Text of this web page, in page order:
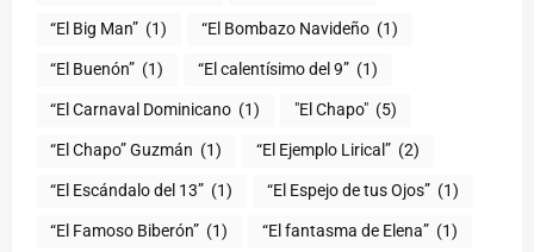
“El Big Man” (1) “El Bombazo Navideño (1)
“El Buenón” (1) “El calentísimo del 9” (1)
“El Carnaval Dominicano (1) "El Chapo" (5)
“El Chapo” Guzmán (1) “El Ejemplo Lirical” (2)
“El Escándalo del 13” (1) “El Espejo de tus Ojos” (1)
“El Famoso Biberón” (1) “El fantasma de Elena” (1)